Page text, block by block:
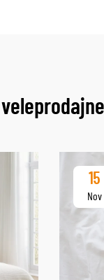
15
Nov